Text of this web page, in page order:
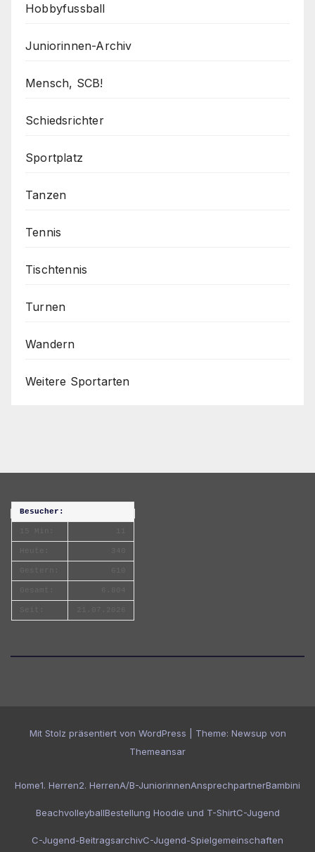
Hobbyfussball
Juniorinnen-Archiv
Mensch, SCB!
Schiedsrichter
Sportplatz
Tanzen
Tennis
Tischtennis
Turnen
Wandern
Weitere Sportarten
Besucher:
Mit Stolz präsentiert von WordPress Theme: Newsup von
Themeansar
Home1. Herren2. HerrenA/B-JuniorinnenAnsprechpartnerBambini
BeachvolleyballBestellung Hoodie und T-ShirtC-Jugend
C-Jugend-BeitragsarchivC-Jugend-Spielgemeinschaften